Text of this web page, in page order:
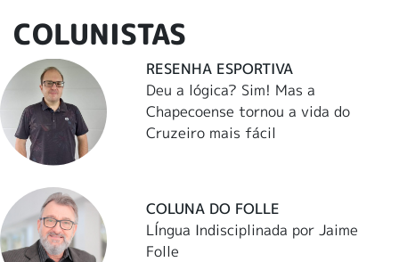
COLUNISTAS
RESENHA ESPORTIVA
Deu a lógica? Sim! Mas a
Chapecoense tornou a vida do
Cruzeiro mais fácil
COLUNA DO FOLLE
LÍngua Indisciplinada por Jaime
Folle